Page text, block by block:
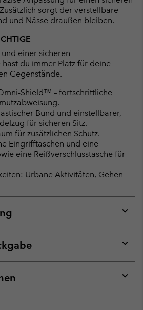
sorgt der verstellbare
und Nässe draußen bleiben.
einer sicheren
hast du immer Platz für deine
Gegenstände.
Shield™ – fortschrittliche
Bund und einstellbarer,
für sicheren Sitz.
für zusätzlichen Schutz.
Eingrifftaschen und eine
eine Reißverschlusstasche für
Urbane Aktivitäten, Gehen
or
or
or